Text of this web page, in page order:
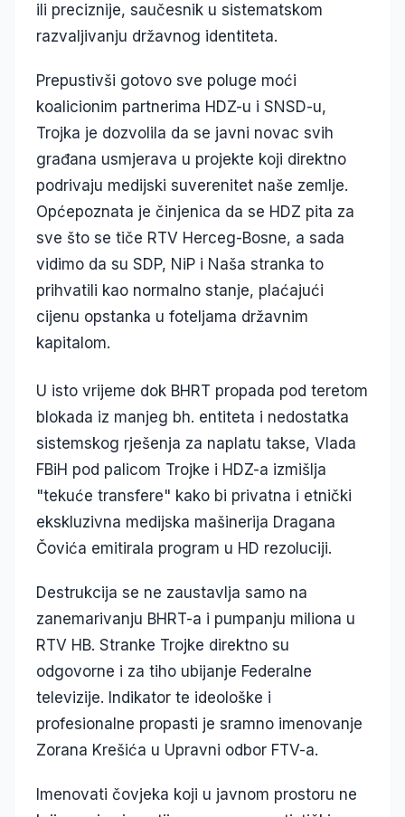
ili preciznije, saučesnik u sistematskom
razvaljivanju državnog identiteta.
Prepustivši gotovo sve poluge moći
koalicionim partnerima HDZ-u i SNSD-u,
Trojka je dozvolila da se javni novac svih
građana usmjerava u projekte koji direktno
podrivaju medijski suverenitet naše zemlje.
Općepoznata je činjenica da se HDZ pita za
sve što se tiče RTV Herceg-Bosne, a sada
vidimo da su SDP, NiP i Naša stranka to
prihvatili kao normalno stanje, plaćajući
cijenu opstanka u foteljama državnim
kapitalom.
U isto vrijeme dok BHRT propada pod teretom
blokada iz manjeg bh. entiteta i nedostatka
sistemskog rješenja za naplatu takse, Vlada
FBiH pod palicom Trojke i HDZ-a izmišlja
"tekuće transfere" kako bi privatna i etnički
ekskluzivna medijska mašinerija Dragana
Čovića emitirala program u HD rezoluciji.
Destrukcija se ne zaustavlja samo na
zanemarivanju BHRT-a i pumpanju miliona u
RTV HB. Stranke Trojke direktno su
odgovorne i za tiho ubijanje Federalne
televizije. Indikator te ideološke i
profesionalne propasti je sramno imenovanje
Zorana Krešića u Upravni odbor FTV-a.
Imenovati čovjeka koji u javnom prostoru ne